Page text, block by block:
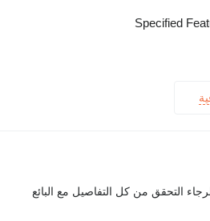
Specified
التحقق من كل التفاصيل مع البائع